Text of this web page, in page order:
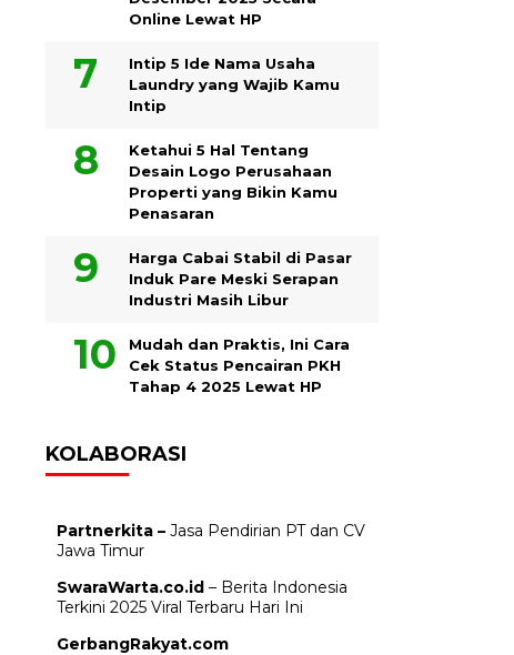
Online Lewat HP
Intip 5 Ide Nama Usaha
Laundry yang Wajib Kamu
Intip
Ketahui 5 Hal Tentang
Desain Logo Perusahaan
Properti yang Bikin Kamu
Penasaran
Harga Cabai Stabil di Pasar
Induk Pare Meski Serapan
Industri Masih Libur
Mudah dan Praktis, Ini Cara
Cek Status Pencairan PKH
Tahap 4 2025 Lewat HP
KOLABORASI
Partnerkita – Jasa Pendirian PT dan CV
Jawa Timur
SwaraWarta.co.id – Berita Indonesia
Terkini 2025 Viral Terbaru Hari Ini
GerbangRakyat.com